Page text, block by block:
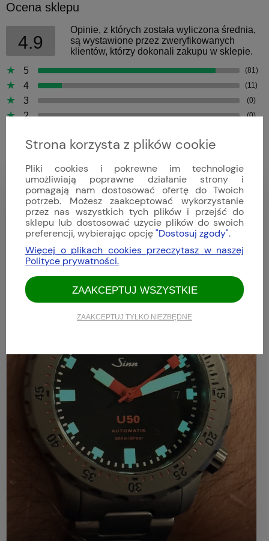
Ocena sklepu
4.9
Opinie, z których została wyliczona średnia,
są wystawione przez zweryfikowanych
klientów, którzy dokonali zakupu w sklepie.
5
(81)
4 (11)
3 (0)
2 (0)
Bartek
Dodano: 2026-04-09
Opinia zweryfikowana
Strona korzysta z plików cookie
Pliki cookies i pokrewne im technologie
umożliwiają poprawne działanie strony i
pomagają nam dostosować ofertę do Twoich
potrzeb. Możesz zaakceptować wykorzystanie
przez nas wszystkich tych plików i przejść do
sklepu lub dostosować użycie plików do swoich
preferencji, wybierając opcję"Dostosuj zgody".
Więcej o plikach cookies przeczytasz w naszej
Polityce prywatności.
ZAAKCEPTUJ TYLKO NIEZBĘDNE
ZAAKCEPTUJ WSZYSTKIE